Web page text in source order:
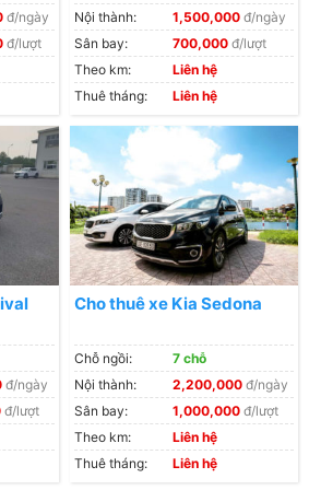
chủng loại xe khác nhau, đa
ứng mọi nhu cầu của khách
cho dịch vụ thuê xe đi tỉnh tại
lĩnh vực thuê xe, xe Anh Thư luôn
cấp dịch vụ thuê xe đi tỉnh.
hàng là thượng đế”, Anh Thư
thuê xe tin cậy, được nhiều đơn
tìm đến khi có nhu cầu thuê
Anh Thư:
khúc dòng xe 7 chỗ được nhiều
là các hộ gia đình. Với nhu cầu
đ/ngày
đ/lượt
Nội thành:
1,500,000 đ/ngày
Sân bay:
700,000 đ/lượt
Theo km:
Liên hệ
Thuê tháng:
Liên hệ
đ/ngày
đ/lượt
Cho thuê xe Kia Sedona
Chỗ ngồi:
7 chỗ
Nội thành:
2,200,000 đ/ngày
Sân bay:
1,000,000 đ/lượt
Theo km:
Liên hệ
Thuê tháng:
Liên hệ